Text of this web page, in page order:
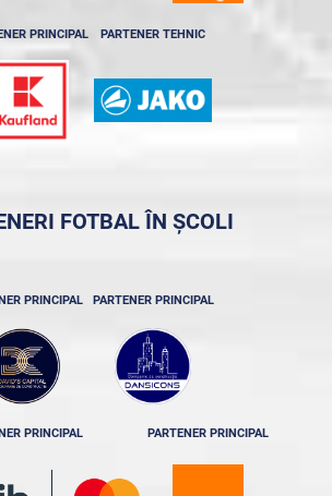
PRINCIPAL PARTENER TEHNIC
FOTBAL ÎN ȘCOLI
PRINCIPAL PARTENER PRINCIPAL
PRINCIPAL PARTENER PRINCIPAL